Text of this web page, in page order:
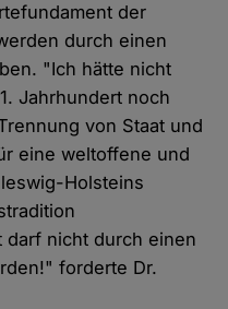
der
durch einen
"Ich hätte nicht
Jahrhundert noch
von Staat und
eine weltoffene und
Holsteins
darf nicht durch einen
forderte Dr.